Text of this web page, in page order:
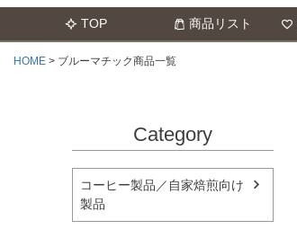
TOP 商品リスト
HOME ブルーマチック商品一覧
Category
コーヒー製品／自家焙煎向け
製品